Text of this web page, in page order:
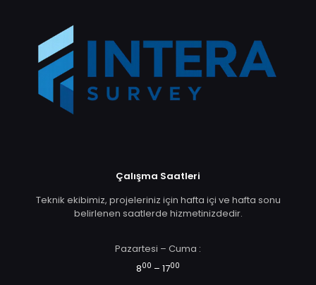
Çalışma Saatleri
Teknik ekibimiz, projeleriniz için hafta içi ve hafta sonu
belirlenen saatlerde hizmetinizdedir.
Pazartesi – Cuma :
800 – 1700